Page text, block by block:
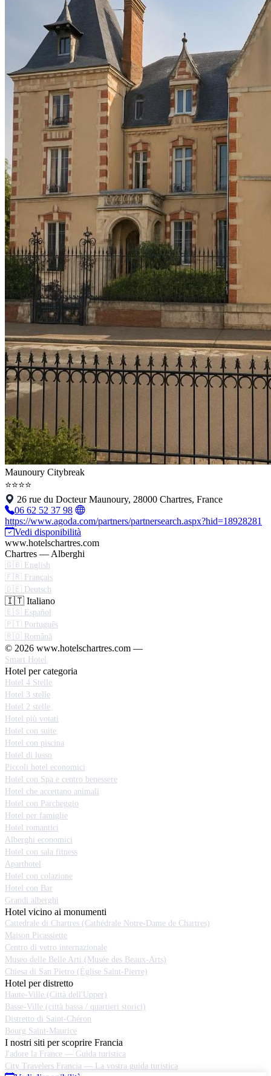
Maunoury Citybreak
⭐⭐⭐⭐
26 rue du Docteur Maunoury, 28000 Chartres, France
06 62 52 37 98
https://www.agoda.com/partners/partnersearch.aspx?hid=18928281
Vedi disponibilità
www.hotelschartres.com
Chartres — Alberghi
🇬🇧 English
🇫🇷 Français
🇩🇪 Deutsch
🇮🇹 Italiano
🇪🇸 Español
🇵🇹 Português
🇷🇴 Română
© 2026 www.hotelschartres.com —
Smart Hotel
Hotel per categoria
Hotel 4 Stelle
Hotel 3 stelle
Hotel 2 stelle
Hotel più votati
Hotel con suite
Hotel con piscina
Hotel di lusso
Piccoli hotel economici
Hotel con Spa e centro benessere
Hotel che accettano animali
Hotel con Parcheggio
Hotel per famiglie
Hotel romantici
Alberghi economici
Hotel con sala fitness
Aparthotel
Hotel con colazione
Hotel con Bar
Grandi alberghi
Hotel vicino ai monumenti
Cattedrale di Chartres (Cathédrale Notre-Dame de Chartres)
Maison Picassiette
Centro di vetro internazionale
Museo delle Belle Arti (Musée des Beaux-Arts)
Chiesa di San Pietro (Église Saint-Pierre)
Hotel per distretto
Haute-Ville (Città dell'Upper)
Basse-Ville (città bassa / quartieri storici)
Distretto di Saint-Chéron
Bourg Saint-Maurice
I nostri siti per scoprire Francia
J'adore la France — Guida turistica
City Travelers Francia — La vostra guida turistica